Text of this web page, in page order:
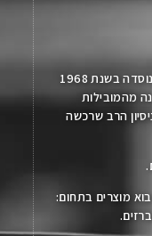
חברת אלקון ממב מכשירי בקרה בע"מ נוסדה בשנת 1968
מהמובילות
הרב שרכשה
מוצרים בתחום: